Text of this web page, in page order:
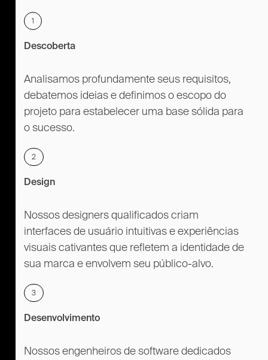
1
Descoberta
Analisamos profundamente seus requisitos,
debatemos ideias e definimos o escopo do
projeto para estabelecer uma base sólida para
o sucesso.
2
Design
Nossos designers qualificados criam
interfaces de usuário intuitivas e experiências
visuais cativantes que refletem a identidade de
sua marca e envolvem seu público-alvo.
3
Desenvolvimento
Nossos engenheiros de software dedicados